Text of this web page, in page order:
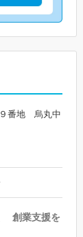
９番地 烏丸中
創業支援を